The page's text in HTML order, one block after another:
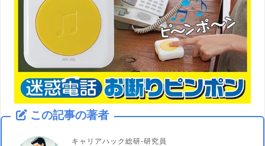
この記事の著者
キャリアハック総研-研究員